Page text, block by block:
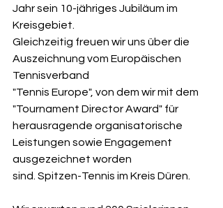
Jahr sein 10-jähriges Jubiläum im
Kreisgebiet.
Gleichzeitig freuen wir uns über die
Auszeichnung vom Europäischen
Tennisverband
"Tennis Europe", von dem wir mit dem
"Tournament Director Award" für
herausragende organisatorische
Leistungen sowie Engagement
ausgezeichnet worden
sind. Spitzen-Tennis im Kreis Düren.